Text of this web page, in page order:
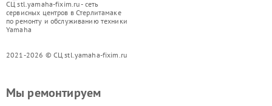
СЦ stl.yamaha-fixim.ru - сеть
сервисных центров в Стерлитамаке
по ремонту и обслуживанию техники
Yamaha
2021-2026 © СЦ stl.yamaha-fixim.ru
Мы ремонтируем